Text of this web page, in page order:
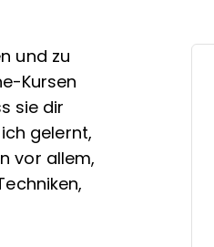
und zu
Kursen
sie dir
gelernt,
vor allem,